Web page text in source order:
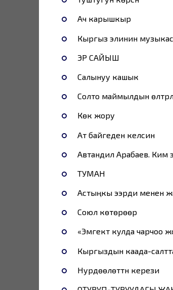
Ач карышкыр
Кыргыз элинин
ЭР САЙЫШ
Салынуу кашык
Cолто маймылдын
Көк жору
Ат байгеден келсин
Автандил Арабаев. Ким
ТУМАН
Астыңкы ээрди менен
Союл көтөрөөр
«Эмгектүү кулда чарчоо
Кыргыздын каада-
Нурдөөлөттүн керези